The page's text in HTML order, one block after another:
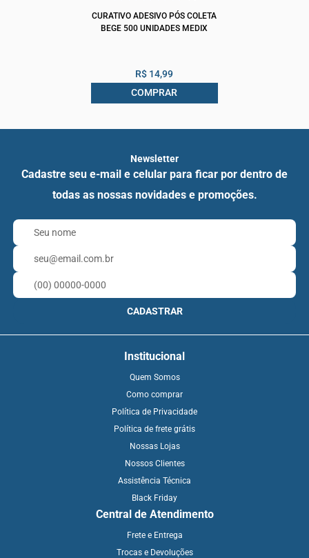
CURATIVO ADESIVO PÓS COLETA
BEGE 500 UNIDADES MEDIX
R$ 14,99
COMPRAR
Newsletter
Cadastre seu e-mail e celular para ficar por dentro de
todas as nossas novidades e promoções.
CADASTRAR
Institucional
Quem Somos
Como comprar
Política de Privacidade
Política de frete grátis
Nossas Lojas
Nossos Clientes
Assistência Técnica
Black Friday
Central de Atendimento
Frete e Entrega
Trocas e Devoluções